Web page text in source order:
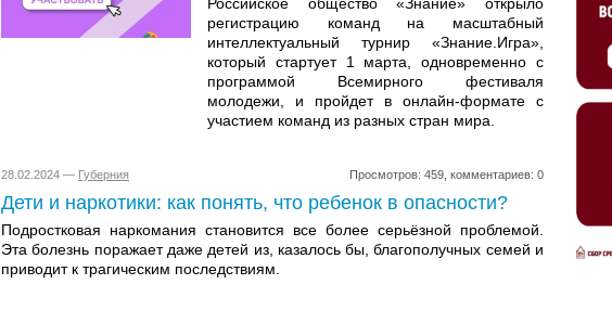
регистрацию команд на масштабный
интеллектуальный турнир «Знание.Игра»,
который стартует 1 марта, одновременно с
программой Всемирного фестиваля
молодежи, и пройдет в онлайн-формате с
участием команд из разных стран мира.
28.02.2024 — Губерния Просмотров: 459, комментариев: 0
Дети и наркотики: как понять, что ребенок в опасности?
Подростковая наркомания становится все более серьёзной проблемой.
Эта болезнь поражает даже детей из, казалось бы, благополучных семей и
приводит к трагическим последствиям.